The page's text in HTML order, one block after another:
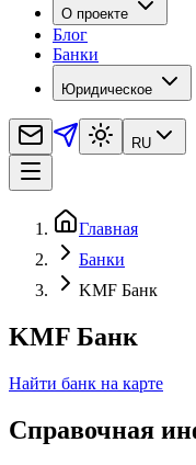
О проекте
Блог
Банки
Юридическое
RU
Главная
Банки
KMF Банк
KMF Банк
Найти банк на карте
Справочная